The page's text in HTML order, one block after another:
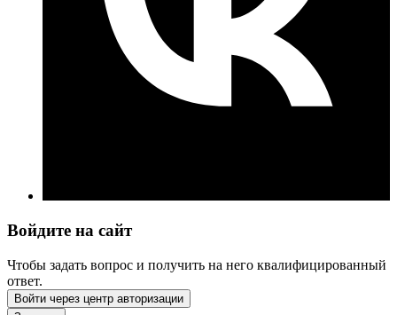
Войдите на сайт
Чтобы задать вопрос и получить на него квалифицированный
ответ.
Войти через центр авторизации